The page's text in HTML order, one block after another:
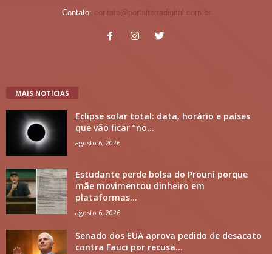
Contato: contato@portalterradigital.com.br
MAIS NOTÍCIAS
Eclipse solar total: data, horário e países
que vão ficar “no...
agosto 6, 2026
Estudante perde bolsa do Prouni porque
mãe movimentou dinheiro em
plataformas...
agosto 6, 2026
Senado dos EUA aprova pedido de desacato
contra Fauci por recusa...